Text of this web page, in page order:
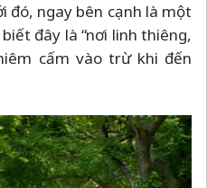
đó, ngay bên cạnh là một
đây là “nơi linh thiêng,
cấm vào trừ khi đến